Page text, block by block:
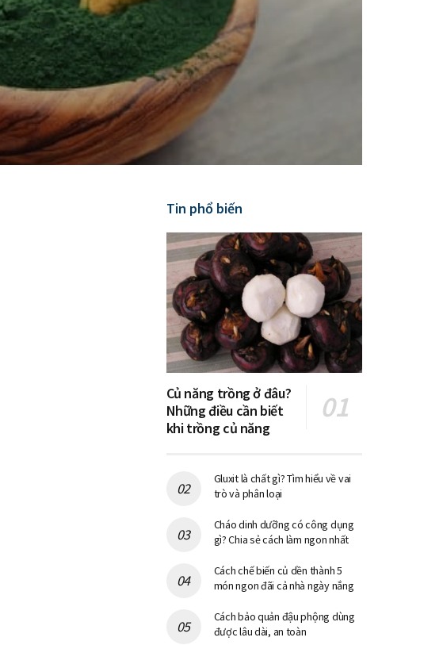
Tin phổ biến
Củ năng trồng ở đâu?
Những điều cần biết
khi trồng củ năng
Gluxit là chất gì? Tìm hiểu về vai
trò và phân loại
Cháo dinh dưỡng có công dụng
gì? Chia sẻ cách làm ngon nhất
Cách chế biến củ dền thành 5
món ngon đãi cả nhà ngày nắng
Cách bảo quản đậu phộng dùng
được lâu dài, an toàn